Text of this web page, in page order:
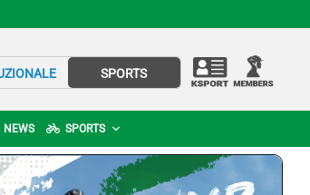
SPORTS
NEWS SPORTS